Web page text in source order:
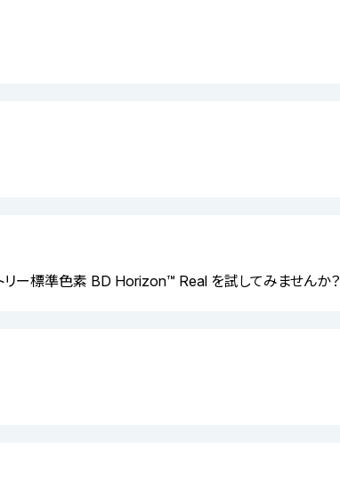
リー標準色素 BD Horizon™ Real を試してみませんか？